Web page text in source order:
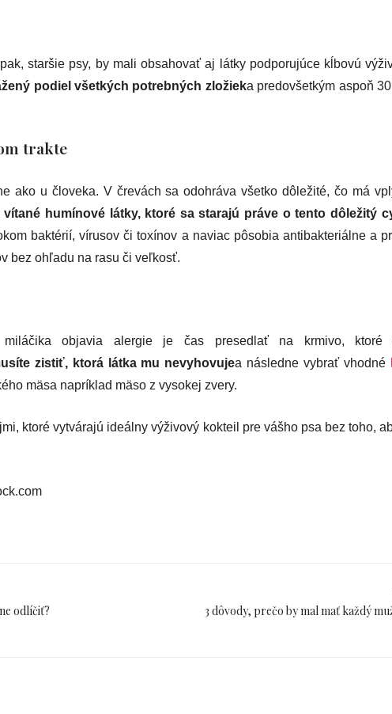
staršie psy, by mali obsahovať aj látky podporujúce kĺbovú
podiel všetkých potrebných zložieka predovšetkým aspoň
trakte
ako u človeka. V črevách sa odohráva všetko dôležité, čo má
vítané humínové látky, ktoré sa starajú práve o tento dôležitý
baktérií, vírusov či toxínov a naviac pôsobia antibakteriálne a
bez ohľadu na rasu či veľkosť.
objavia alergie je čas presedlať na krmivo, ktoré
zistiť, ktorá látka mu nevyhovujea následne vybrať vhodné
mäsa napríklad mäso z vysokej zvery.
ktoré vytvárajú ideálny výživový kokteil pre vášho psa bez toho,
odlíčiť?
3 dôvody, prečo by mal mať každý